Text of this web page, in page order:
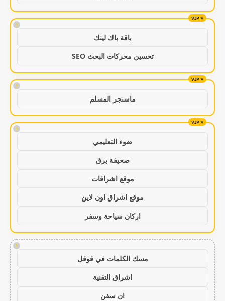
!
باقة باك لينك
تحسين محركات البحث SEO
!
ماسنجر المسلم
!
ضوء التعليمي
صحيفة برق
موقع اشراقات
موقع اشراق اون لاين
اركان سياحة وسفر
!
مسك الكلمات في قوقل
اشراق التقنية
ان سفن